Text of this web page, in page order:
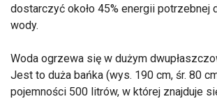
dostarczyć około 45% energii potrzebnej
wody.
Woda ogrzewa się w dużym
Jest to duża bańka (wys. 190 cm, śr. 80
pojemności 500 litrów, w której znajduje